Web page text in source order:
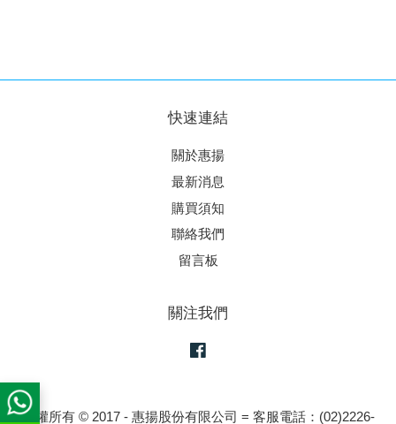
快速連結
關於惠揚
最新消息
購買須知
聯絡我們
留言板
關注我們
版權所有 © 2017 - 惠揚股份有限公司 = 客服電話：(02)2226-